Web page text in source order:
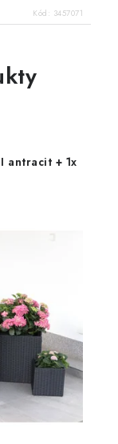
Kód: 3457071
antracit + 1x